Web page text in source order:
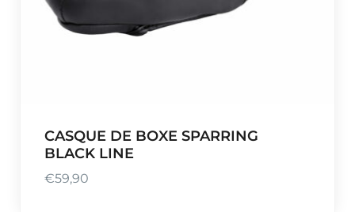
CASQUE DE BOXE SPARRING
BLACK LINE
€59,90